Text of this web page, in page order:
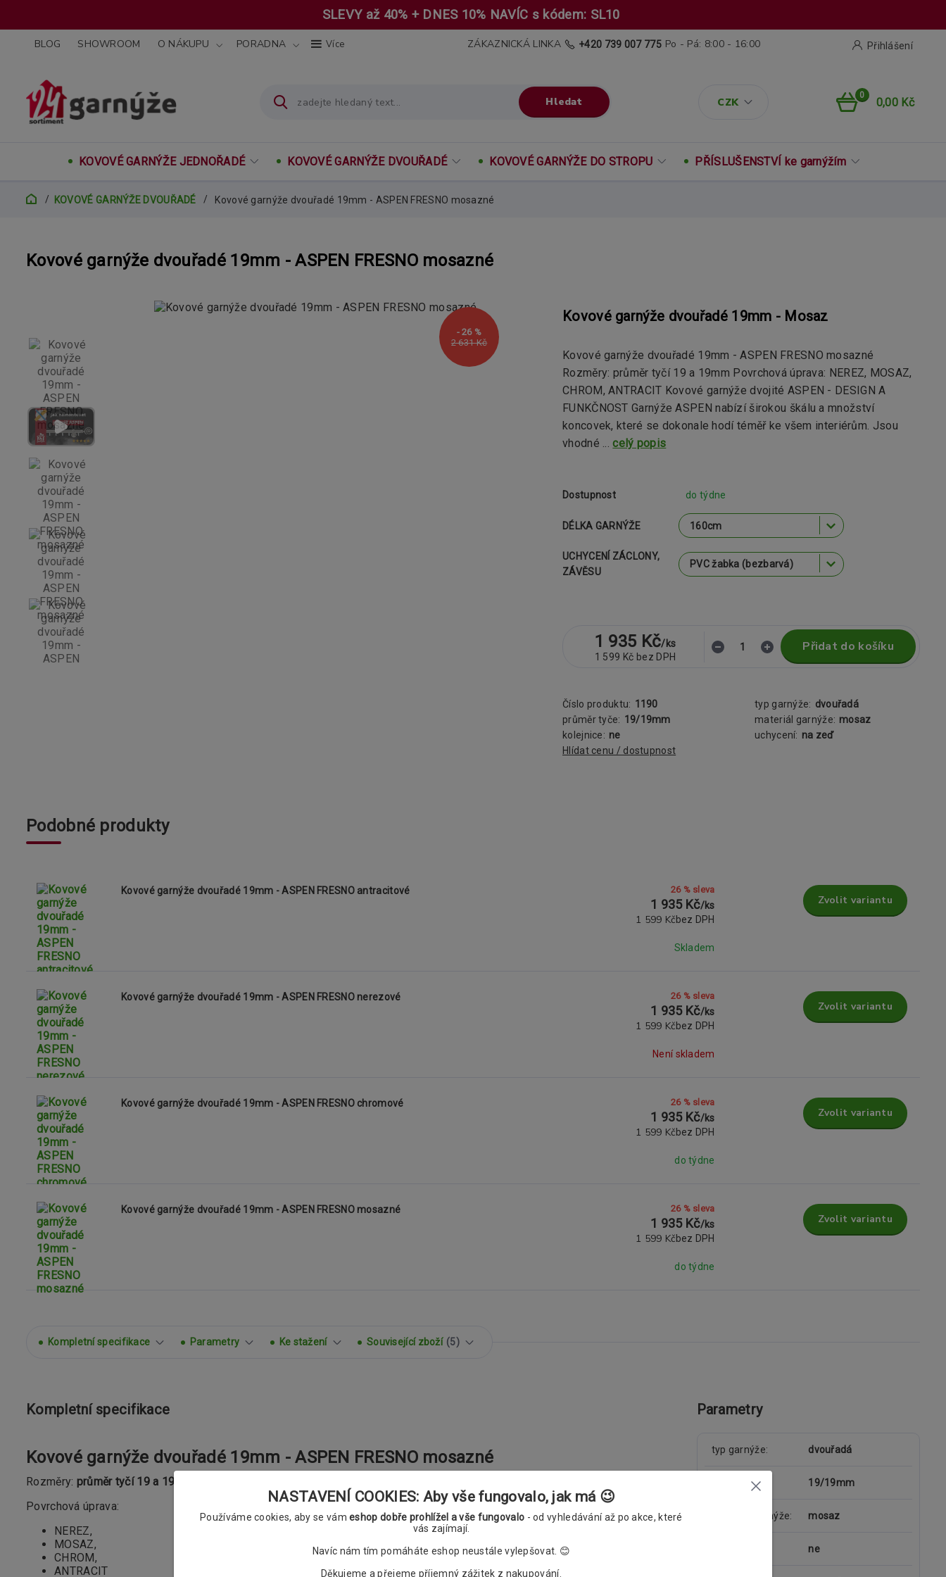
SLEVY až 40% + DNES 10% NAVÍC s kódem: SL10
BLOG SHOWROOM O NÁKUPU PORADNA Více
CZK
Přihlášení
Hledat
ZÁKAZNICKÁ LINKA +420 739 007 775 Po - Pá: 8:00 - 16:00
0
0,00 Kč
KOVOVÉ GARNÝŽE JEDNOŘADÉ KOVOVÉ GARNÝŽE DVOUŘADÉ KOVOVÉ GARNÝŽE DO STROPU PŘÍSLUŠENSTVÍ ke garnýžím
KOVOVÉ GARNÝŽE DVOUŘADÉ Kovové garnýže dvouřadé 19mm - ASPEN FRESNO mosazné
Kovové garnýže dvouřadé 19mm - ASPEN FRESNO mosazné
2 631 Kč
- 26 %
Kovové garnýže dvouřadé 19mm - Mosaz
Kovové garnýže dvouřadé 19mm - ASPEN FRESNO mosazné
Rozměry: průměr tyčí 19 a 19mm Povrchová úprava: NEREZ, MOSAZ,
CHROM, ANTRACIT Kovové garnýže dvojité ASPEN - DESIGN A
FUNKČNOST Garnýže ASPEN nabízí širokou škálu a množství
koncovek, které se dokonale hodí téměř ke všem interiérům. Jsou
vhodné ...celý popis
Dostupnost do týdne
DÉLKA GARNÝŽE
UCHYCENÍ ZÁCLONY,
ZÁVĚSU
1 935 Kč/ks
1 599 Kč bez DPH
Přidat do košíku
Číslo produktu: 1190 typ garnýže: dvouřadá
průměr tyče: 19/19mm materiál garnýže: mosaz
kolejnice: ne uchycení: na zeď
Hlídat cenu / dostupnost
Podobné produkty
Kovové garnýže dvouřadé 19mm - ASPEN FRESNO antracitové 26 % sleva
1 935 Kč/ks
1 599 Kčbez DPH
Skladem
Zvolit variantu
Kovové garnýže dvouřadé 19mm - ASPEN FRESNO nerezové 26 % sleva
1 935 Kč/ks
1 599 Kčbez DPH
Není skladem
Zvolit variantu
Kovové garnýže dvouřadé 19mm - ASPEN FRESNO chromové 26 % sleva
1 935 Kč/ks
1 599 Kčbez DPH
do týdne
Zvolit variantu
Kovové garnýže dvouřadé 19mm - ASPEN FRESNO mosazné 26 % sleva
1 935 Kč/ks
1 599 Kčbez DPH
do týdne
Zvolit variantu
Kompletní specifikace Parametry Ke stažení Související zboží 5
Kompletní specifikace
Kovové garnýže dvouřadé 19mm - ASPEN FRESNO mosazné
Rozměry: průměr tyčí 19 a 19mm
Povrchová úprava:
NEREZ,
MOSAZ,
CHROM,
ANTRACIT
Parametry
typ garnýže dvouřadá
průměr tyče 19/19mm
materiál garnýže mosaz
ne
NASTAVENÍ COOKIES: Aby vše fungovalo, jak má 😉
Používáme cookies, aby se vámeshop dobře prohlížel a vše fungovalo - od vyhledávání až po akce, které
vás zajímají.
Navíc nám tím pomáháte eshop neustále vylepšovat. 😊
Děkujeme a přejeme příjemný zážitek z nakupování.